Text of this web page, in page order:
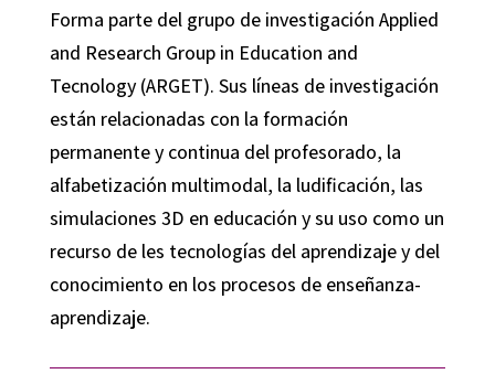
Forma parte del grupo de investigación Applied
and Research Group in Education and
Tecnology (ARGET). Sus líneas de investigación
están relacionadas con la formación
permanente y continua del profesorado, la
alfabetización multimodal, la ludificación, las
simulaciones 3D en educación y su uso como un
recurso de les tecnologías del aprendizaje y del
conocimiento en los procesos de enseñanza-
aprendizaje.